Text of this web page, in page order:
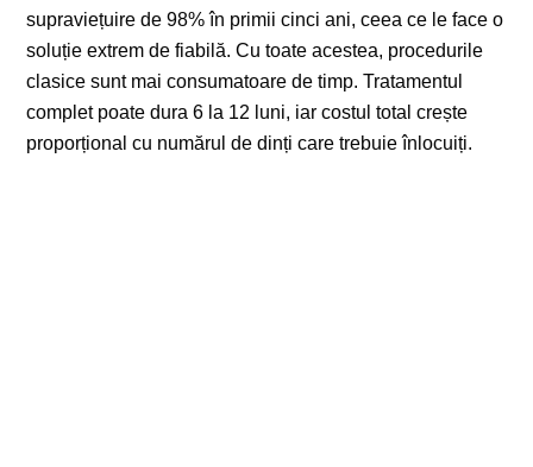
supraviețuire de 98% în primii cinci ani, ceea ce le face o
soluție extrem de fiabilă. Cu toate acestea, procedurile
clasice sunt mai consumatoare de timp. Tratamentul
complet poate dura 6 la 12 luni, iar costul total crește
proporțional cu numărul de dinți care trebuie înlocuiți.